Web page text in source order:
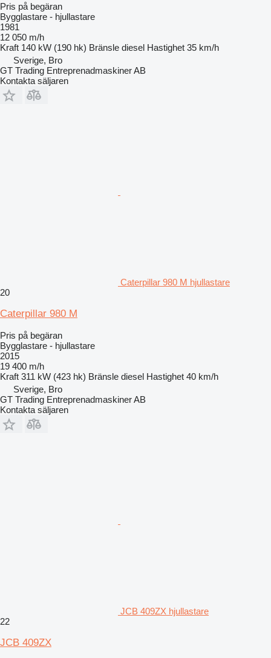
Pris på begäran
Bygglastare - hjullastare
1981
12 050 m/h
Kraft 140 kW (190 hk) Bränsle diesel Hastighet 35 km/h
Sverige, Bro
GT Trading Entreprenadmaskiner AB
Kontakta säljaren
Caterpillar 980 M hjullastare
20
Caterpillar 980 M
Pris på begäran
Bygglastare - hjullastare
2015
19 400 m/h
Kraft 311 kW (423 hk) Bränsle diesel Hastighet 40 km/h
Sverige, Bro
GT Trading Entreprenadmaskiner AB
Kontakta säljaren
JCB 409ZX hjullastare
22
JCB 409ZX